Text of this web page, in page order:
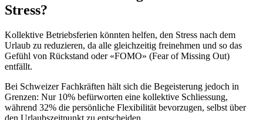
Stress?
Kollektive Betriebsferien könnten helfen, den Stress nach dem
Urlaub zu reduzieren, da alle gleichzeitig freinehmen und so das
Gefühl von Rückstand oder «FOMO» (Fear of Missing Out)
entfällt.
Bei Schweizer Fachkräften hält sich die Begeisterung jedoch in
Grenzen: Nur 10% befürworten eine kollektive Schliessung,
während 32% die persönliche Flexibilität bevorzugen, selbst über
den Urlaubszeitpunkt zu entscheiden.